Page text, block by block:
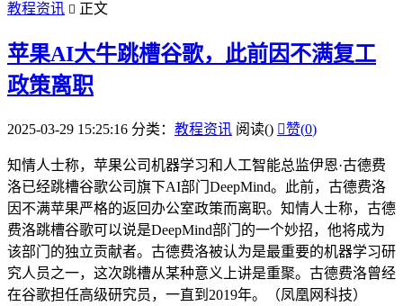
教程资讯  正文
苹果AI大牛跳槽谷歌，此前因不满复工
政策离职
2025-03-29 15:25:16 分类： 教程资讯 阅读() 赞(0)
知情人士称，苹果公司机器学习和人工智能总监伊恩·古德费
洛已经跳槽谷歌公司旗下AI部门DeepMind。此前，古德费洛
因不满苹果严格的返回办公室政策而离职。知情人士称，古德
费洛跳槽谷歌可以说是DeepMind部门的一个妙招，他将成为
该部门的独立贡献者。古德费洛被认为是最重要的机器学习研
究人员之一，这次跳槽从某种意义上讲是重聚。古德费洛曾经
在谷歌担任高级研究员，一直到2019年。（凤凰网科技）